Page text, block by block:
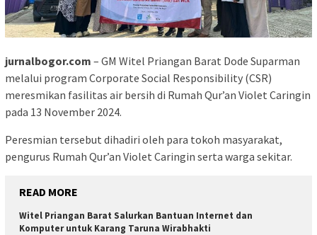
jurnalbogor.com – GM Witel Priangan Barat Dode Suparman
melalui program Corporate Social Responsibility (CSR)
meresmikan fasilitas air bersih di Rumah Qur’an Violet Caringin
pada 13 November 2024.
Peresmian tersebut dihadiri oleh para tokoh masyarakat,
pengurus Rumah Qur’an Violet Caringin serta warga sekitar.
READ MORE
Witel Priangan Barat Salurkan Bantuan Internet dan
Komputer untuk Karang Taruna Wirabhakti